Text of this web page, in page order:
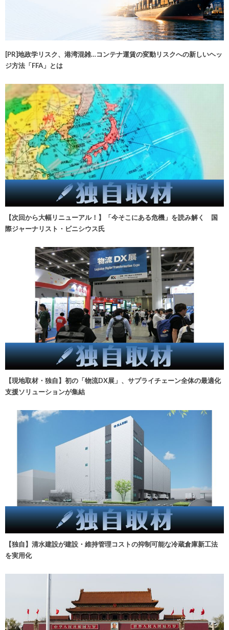
[PR]地政学リスク、港湾混雑…コンテナ運賃の変動リスクへの新しいヘッ
ジ方法「FFA」とは
【次回から大幅リニューアル！】「今そこにある危機」を読み解く 国
際ジャーナリスト・ビニシウス氏
【現地取材・独自】初の「物流DX展」、サプライチェーン全体の最適化
支援ソリューションが集結
【独自】清水建設が建設・維持管理コストの抑制可能な冷蔵倉庫新工法
を実用化